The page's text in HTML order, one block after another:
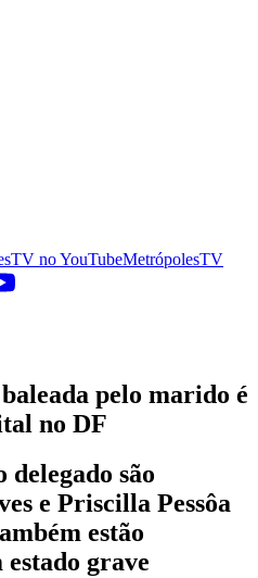
noYouTubeMetrópolesTV
pelo marido é
no DF
são
e Priscilla Pessôa
estão
estado grave